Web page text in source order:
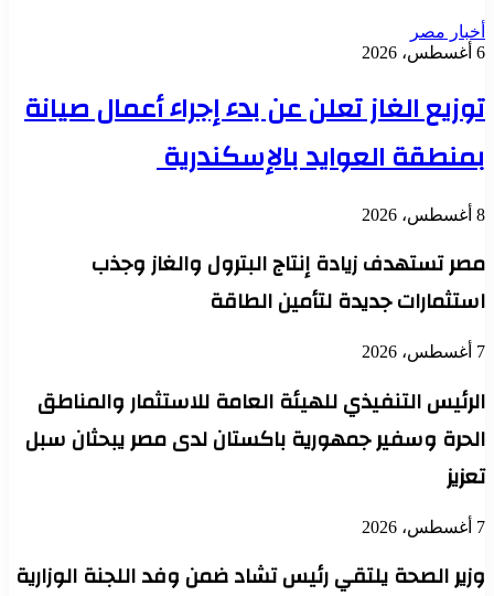
أخبار مصر
6 أغسطس، 2026
توزيع الغاز تعلن عن بدء إجراء أعمال صيانة
بمنطقة العوايد بالإسكندرية
8 أغسطس، 2026
مصر تستهدف زيادة إنتاج البترول والغاز وجذب
استثمارات جديدة لتأمين الطاقة
7 أغسطس، 2026
الرئيس التنفيذي للهيئة العامة للاستثمار والمناطق
الحرة وسفير جمهورية باكستان لدى مصر يبحثان سبل
تعزيز
7 أغسطس، 2026
وزير الصحة يلتقي رئيس تشاد ضمن وفد اللجنة الوزارية